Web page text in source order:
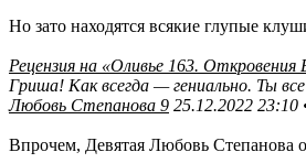
Но зато находятся всякие глупые
Рецензия на «Оливье 163.
Гриша! Как всегда — гениально. Ты
Любовь Степанова 9 25.12.2022 23:10
Впрочем, Девятая Любовь Степанова